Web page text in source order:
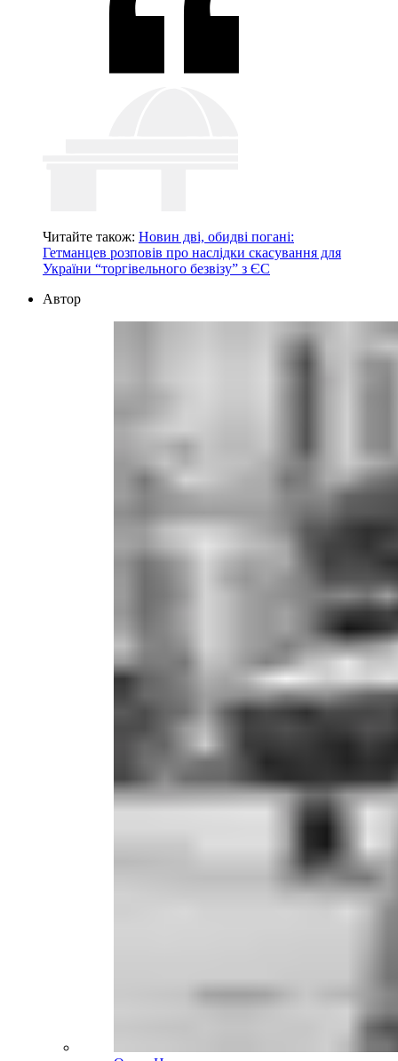
Читайте також: Новин дві, обидві погані:
Гетманцев розповів про наслідки скасування для
України “торгівельного безвізу” з ЄС
Автор